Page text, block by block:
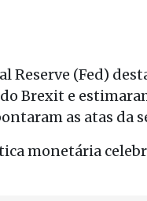
Reserve (Fed)
Brexit e
as atas da
monetária